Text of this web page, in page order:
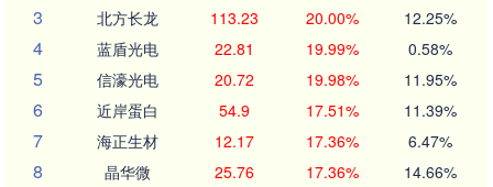
3 北方长龙 113.23 20.00% 12.25%
4 蓝盾光电 22.81 19.99% 0.58%
5 信濠光电 20.72 19.98% 11.95%
6 近岸蛋白 54.9 17.51% 11.39%
7 海正生材 12.17 17.36% 6.47%
8 晶华微 25.76 17.36% 14.66%